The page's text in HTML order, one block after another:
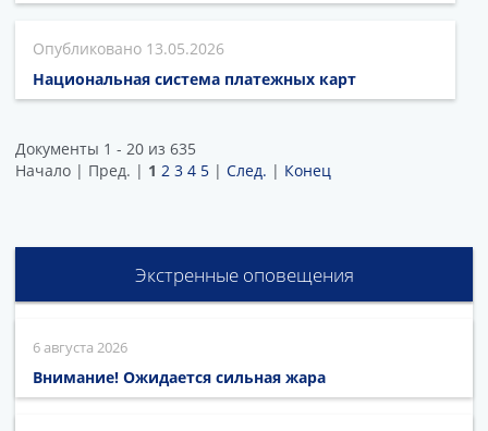
13.05.2026
Национальная система платежных карт
Документы 1 - 20 из 635
Начало | Пред. | 1 2 3 4 5 | След. | Конец
Экстренные оповещения
6 августа 2026
Внимание! Ожидается сильная жара